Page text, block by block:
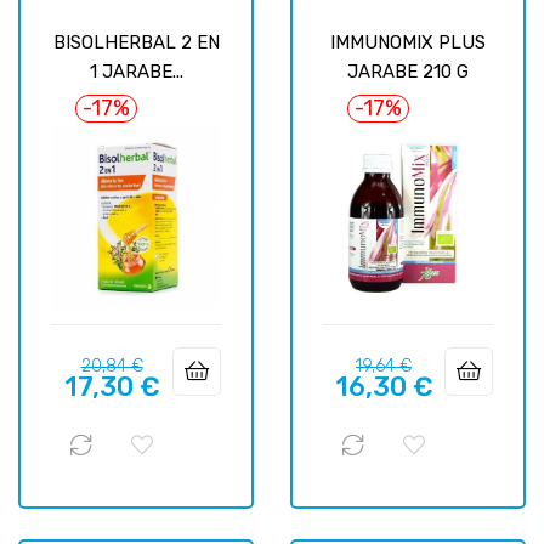
BISOLHERBAL 2 EN
1 JARABE...
-17%
Precio
regular
20,84 €Precio
17,30 €
IMMUNOMIX PLUS
JARABE 210 G
-17%
Precio
regular
19,64 €Precio
16,30 €